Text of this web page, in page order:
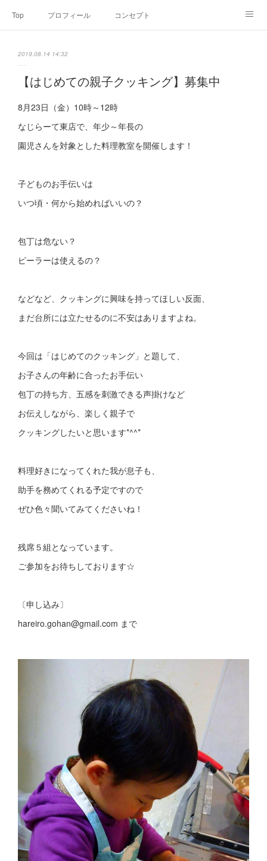
Top プロフィール コンセプト
SNS
2019.08.14 14:32
【はじめての親子クッキング】募集中
8月23日（金）10時～12時
なじらーて東店で、年少～年長の
園児さんを対象とした料理教室を開催します！
子どものお手伝いは
いつ頃・何から始めればいいの？
包丁は危ない？
ピーラーは使えるの？
などなど、クッキングに興味を持ってほしい反面、
まだ台所には立たせるのに不安はありますよね。
今回は「はじめてのクッキング」と題して、
お子さんの年齢に合ったお手伝い
包丁の持ち方、五感を刺激できる声掛けなど
お伝えしながら、楽しく親子で
クッキングしたいと思います*^^*
料理好きになってくれた我が息子も、
助手を務めてくれる予定ですので
ぜひ色々聞いてみてくださいね！
残席５組となっています。
ご参加をお待ちしております☆
〔申し込み〕
hareiro.gohan@gmail.com まで